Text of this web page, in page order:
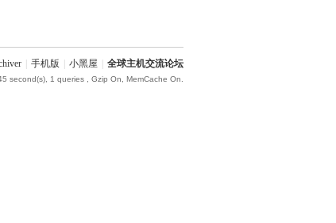
手机版 小黑屋 全球主机交流论坛
second(s), 1 queries , Gzip On, MemCache On.